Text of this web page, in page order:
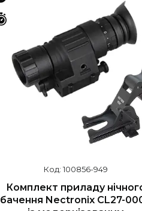
100856-949
Комплект приладу
бачення Nectronix CL27-